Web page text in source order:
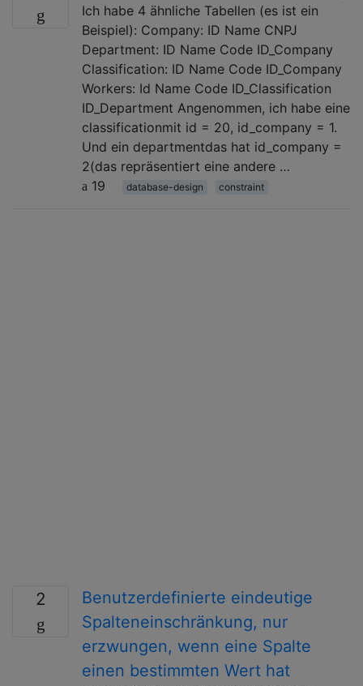
Ich habe 4 ähnliche Tabellen (es ist ein
Beispiel): Company: ID Name CNPJ
Department: ID Name Code ID_Company
Classification: ID Name Code ID_Company
Workers: Id Name Code ID_Classification
ID_Department Angenommen, ich habe eine
classificationmit id = 20, id_company = 1.
Und ein departmentdas hat id_company =
2(das repräsentiert eine andere …
19
database-design constraint
2
Benutzerdefinierte eindeutige
Spalteneinschränkung, nur
erzwungen, wenn eine Spalte
einen bestimmten Wert hat